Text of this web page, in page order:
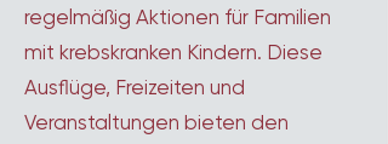
regelmäßig Aktionen für Familien
mit krebskranken Kindern. Diese
Ausflüge, Freizeiten und
Veranstaltungen bieten den